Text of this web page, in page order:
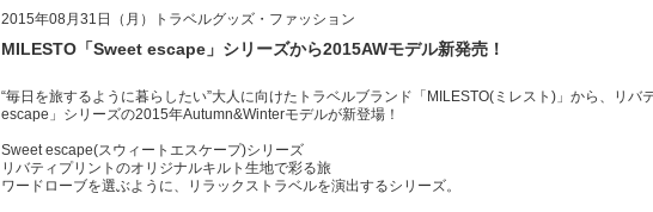
2015年08月31日（月）トラベルグッズ・ファッション
MILESTO「Sweet escape」シリーズから2015AWモデル新発売！
“毎日を旅するように暮らしたい”大人に向けたトラベルブランド「MILESTO(ミレスト)」から、リバ
escape」シリーズの2015年Autumn&Winterモデルが新登場！
Sweet escape(スウィートエスケープ)シリーズ
リバティプリントのオリジナルキルト生地で彩る旅
ワードローブを選ぶように、リラックストラベルを演出するシリーズ。